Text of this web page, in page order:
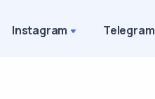
Instagram Telegram